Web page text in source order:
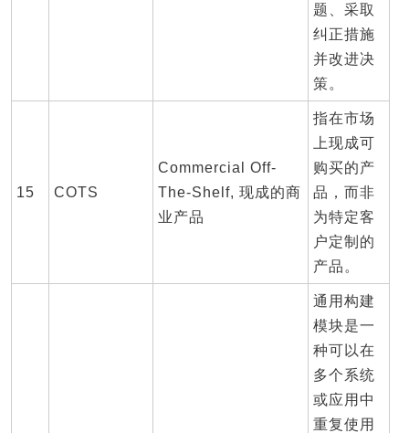
题、采取
纠正措施
并改进决
策。
15 COTS
Commercial Off-
The-Shelf, 现成的商
业产品
指在市场
上现成可
购买的产
品，而非
为特定客
户定制的
产品。
通用构建
模块是一
种可以在
多个系统
或应用中
重复使用